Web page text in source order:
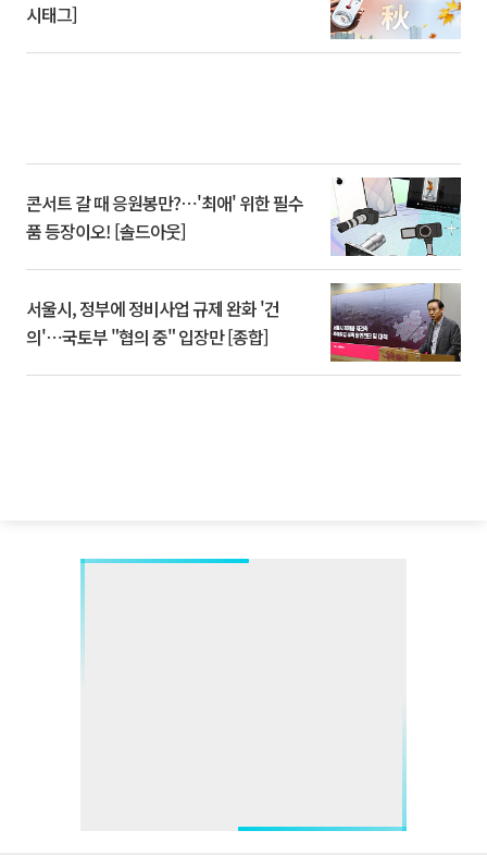
시태그]
콘서트 갈 때 응원봉만?⋯'최애' 위한 필수
품 등장이오! [솔드아웃]
서울시, 정부에 정비사업 규제 완화 '건
의'⋯국토부 "협의 중" 입장만 [종합]